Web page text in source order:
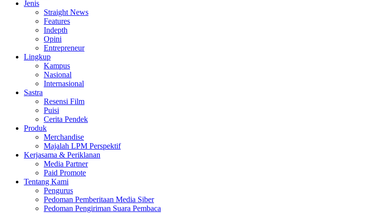
Jenis
Straight News
Features
Indepth
Opini
Entrepreneur
Lingkup
Kampus
Nasional
Internasional
Sastra
Resensi Film
Puisi
Cerita Pendek
Produk
Merchandise
Majalah LPM Perspektif
Kerjasama & Periklanan
Media Partner
Paid Promote
Tentang Kami
Pengurus
Pedoman Pemberitaan Media Siber
Pedoman Pengiriman Suara Pembaca